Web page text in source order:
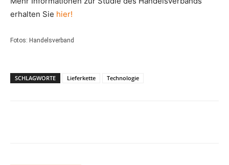
erhalten Sie hier!
Fotos: Handelsverband
SCHLAGWORTE Lieferkette Technologie